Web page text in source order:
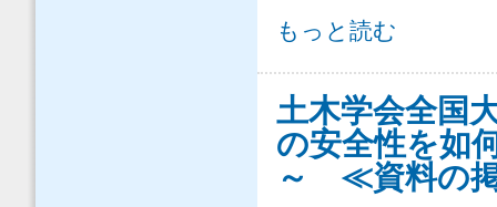
河川堤防に関する研究論文リスト に
もっと読む
土木学会全国
の安全性を如
～ ≪資料の